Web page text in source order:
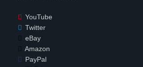
YouTube
Twitter
eBay
Amazon
PayPal